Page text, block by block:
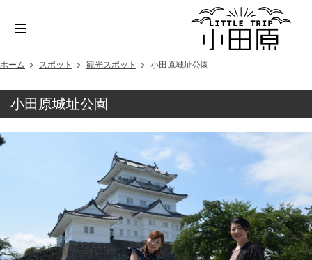
ホーム スポット 観光スポット 小田原城址公園
小田原城址公園